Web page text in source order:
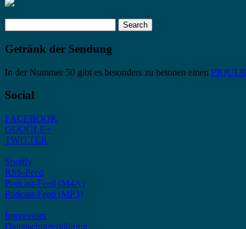
for:
Getränk der Sendung
In der Nummer 50 gibt es besonders zu betonen einen
Social
FACEBOOK
GOOGLE+
TWITTER
Spotify
RSS-Feed
Podcast-Feed (M4A)
Podcast-Feed (MP3)
Impressum
Datenschutzerklärung